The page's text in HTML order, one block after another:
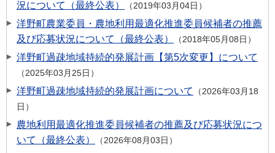
況について（最終公表）
2019年03月04日
洋野町農業委員・農地利用最適化推進委員候補者の推薦
及び応募状況について（最終公表）
2018年05月08日
洋野町過疎地域持続的発展計画【第5次変更】について
2025年03月25日
洋野町過疎地域持続的発展計画について
2026年03月18
日
農地利用最適化推進委員候補者の推薦及び応募状況につ
いて（最終公表）
2026年08月03日